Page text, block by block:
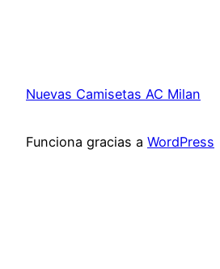
Nuevas Camisetas AC Milan
Funciona gracias a WordPress